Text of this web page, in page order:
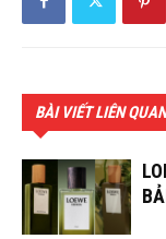
BÀI VIẾT LIÊN QUAN